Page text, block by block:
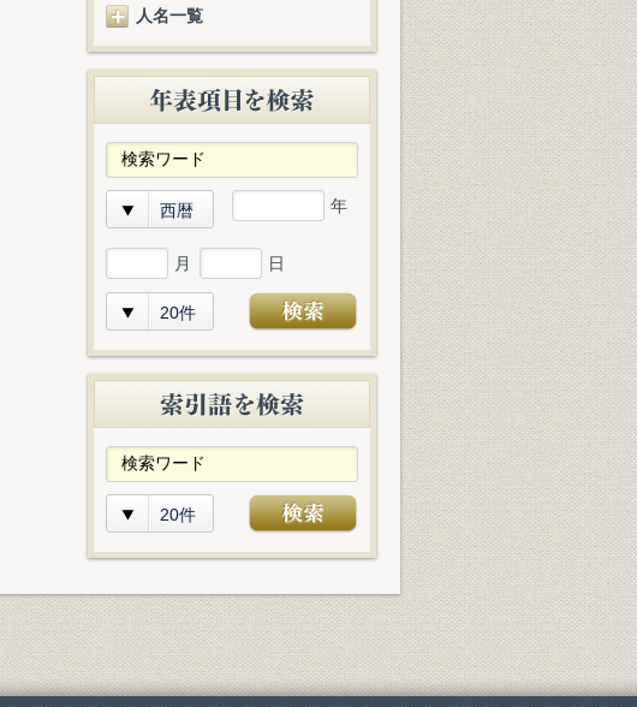
人名一覧
西暦 年
月 日
20件
20件